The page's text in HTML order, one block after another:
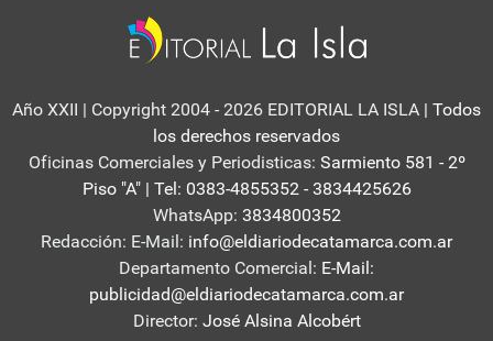
Año XXII | Copyright 2004 - 2026 EDITORIAL LA ISLA | Todos
los derechos reservados
Oficinas Comerciales y Periodisticas: Sarmiento 581 - 2º
Piso "A" | Tel: 0383-4855352 - 3834425626
WhatsApp: 3834800352
Redacción: E-Mail: info@eldiariodecatamarca.com.ar
Departamento Comercial: E-Mail:
publicidad@eldiariodecatamarca.com.ar
Director: José Alsina Alcobért